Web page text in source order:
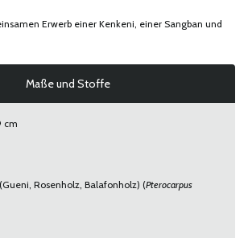
Erwerb einer Kenkeni, einer Sangban und
Maße und Stoffe
cm
Rosenholz, Balafonholz) (Pterocarpus